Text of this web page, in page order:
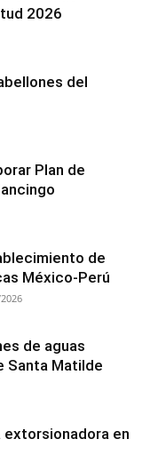
2026
del
Plan de
de
México-Perú
de aguas
Santa Matilde
extorsionadora en